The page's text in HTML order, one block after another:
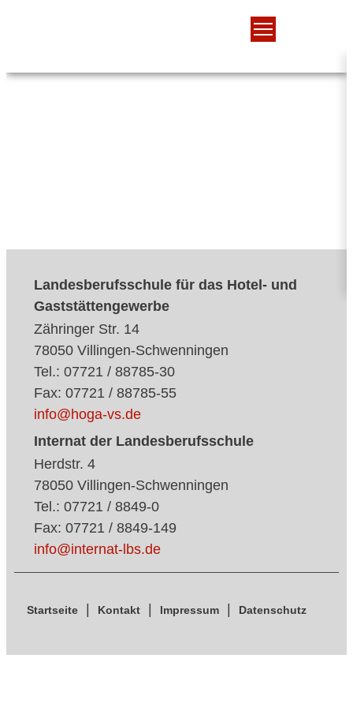
Landesberufsschule für das Hotel- und
Gaststättengewerbe
Zähringer Str. 14
78050 Villingen-Schwenningen
Tel.: 07721 / 88785-30
Fax: 07721 / 88785-55
info@hoga-vs.de
Internat der Landesberufsschule
Herdstr. 4
78050 Villingen-Schwenningen
Tel.: 07721 / 8849-0
Fax: 07721 / 8849-149
info@internat-lbs.de
Startseite Kontakt Impressum Datenschutz